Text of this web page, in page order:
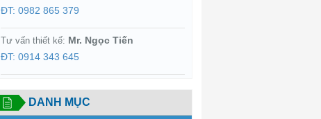
ĐT: 0982 865 379
Tư vấn thiết kế: Mr. Ngọc Tiến
ĐT: 0914 343 645
DANH MỤC